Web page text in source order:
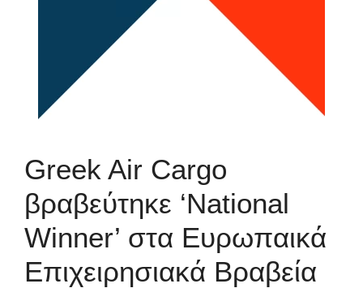
Greek Air Cargo
βραβεύτηκε ‘National
Winner’ στα Ευρωπαικά
Επιχειρησιακά Βραβεία